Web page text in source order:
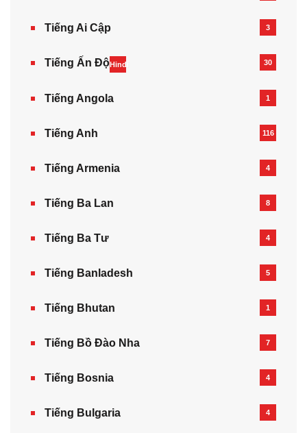
Tiếng Ai Cập 3
Tiếng Ấn ĐộHindi 30
Tiếng Angola 1
Tiếng Anh 116
Tiếng Armenia‎ 4
Tiếng Ba Lan 8
Tiếng Ba Tư 4
Tiếng Banladesh 5
Tiếng Bhutan 1
Tiếng Bồ Đào Nha 7
Tiếng Bosnia 4
Tiếng Bulgaria 4